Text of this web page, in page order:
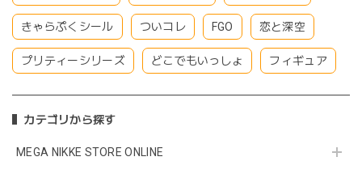
きゃらぷくシール ついコレ FGO 恋と深空
プリティーシリーズ どこでもいっしょ フィギュア
カテゴリから探す
MEGA NIKKE STORE ONLINE